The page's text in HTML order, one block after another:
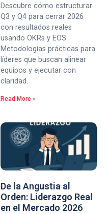
Descubre cómo estructurar
Q3 y Q4 para cerrar 2026
con resultados reales
usando OKRs y EOS.
Metodologías prácticas para
líderes que buscan alinear
equipos y ejecutar con
claridad.
Read More »
De la Angustia al
Orden: Liderazgo Real
en el Mercado 2026